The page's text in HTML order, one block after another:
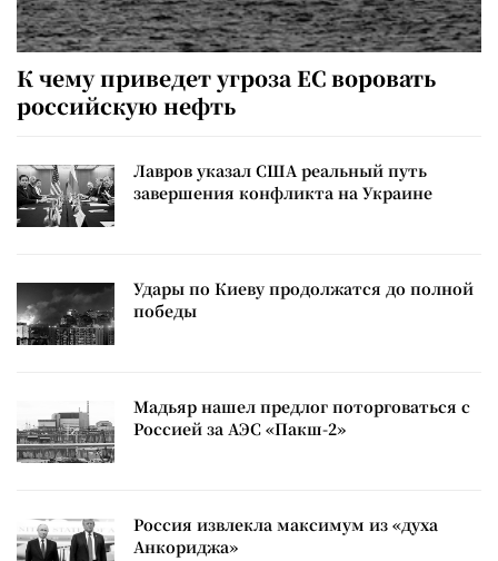
К чему приведет угроза ЕС воровать
российскую нефть
Лавров указал США реальный путь
завершения конфликта на Украине
Удары по Киеву продолжатся до полной
победы
Мадьяр нашел предлог поторговаться с
Россией за АЭС «Пакш-2»
Россия извлекла максимум из «духа
Анкориджа»